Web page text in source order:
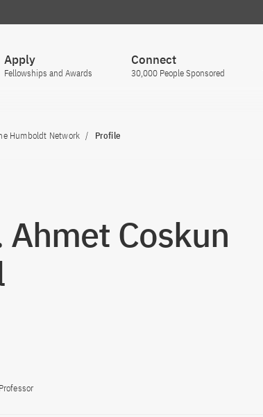
Apply
Fellowships and Awards
Connect
30,000 People Sponsored
Humboldt Network Profile
Ahmet Coskun